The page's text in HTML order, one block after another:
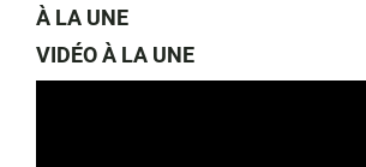
À LA UNE
VIDÉO À LA UNE